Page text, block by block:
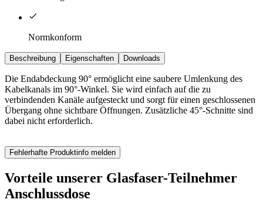
Normkonform
Beschreibung Eigenschaften Downloads
Die Endabdeckung 90° ermöglicht eine saubere Umlenkung des
Kabelkanals im 90°-Winkel. Sie wird einfach auf die zu
verbindenden Kanäle aufgesteckt und sorgt für einen geschlossenen
Übergang ohne sichtbare Öffnungen. Zusätzliche 45°-Schnitte sind
dabei nicht erforderlich.
Fehlerhafte Produktinfo melden
Vorteile unserer Glasfaser-Teilnehmer
Anschlussdose